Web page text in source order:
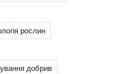
рослин
добрив